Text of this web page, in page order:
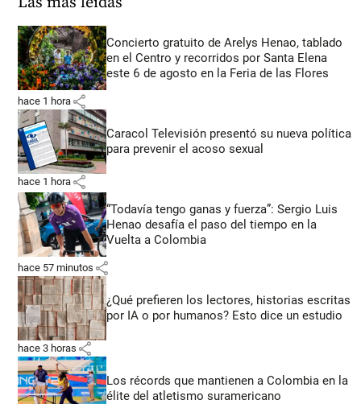
Concierto gratuito de Arelys Henao, tablado
en el Centro y recorridos por Santa Elena
este 6 de agosto en la Feria de las Flores
hace 1 hora share
Caracol Televisión presentó su nueva política
para prevenir el acoso sexual
hace 1 hora share
“Todavía tengo ganas y fuerza”: Sergio Luis
Henao desafía el paso del tiempo en la
Vuelta a Colombia
hace 57 minutos share
¿Qué prefieren los lectores, historias escritas
por IA o por humanos? Esto dice un estudio
hace 3 horas share
Los récords que mantienen a Colombia en la
élite del atletismo suramericano